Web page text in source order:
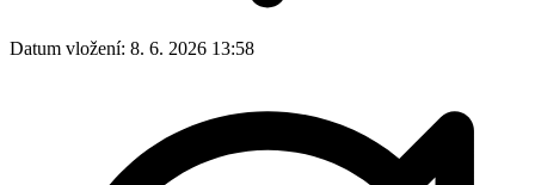
Datum vložení: 8. 6. 2026 13:58